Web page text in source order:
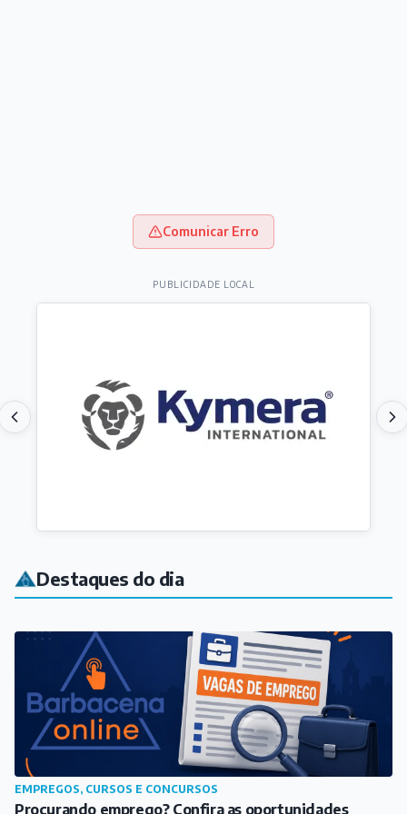
Comunicar Erro
PUBLICIDADE LOCAL
Destaques do dia
EMPREGOS, CURSOS E CONCURSOS
Procurando emprego? Confira as oportunidades